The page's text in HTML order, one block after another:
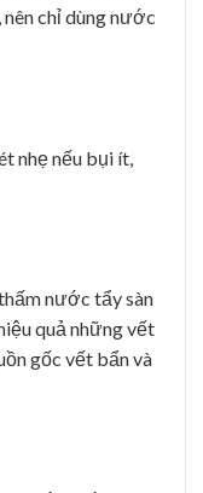
chỉ dùng nước
nhẹ nếu bụi ít,
nước tẩy sàn
quả những vết
gốc vết bẩn và